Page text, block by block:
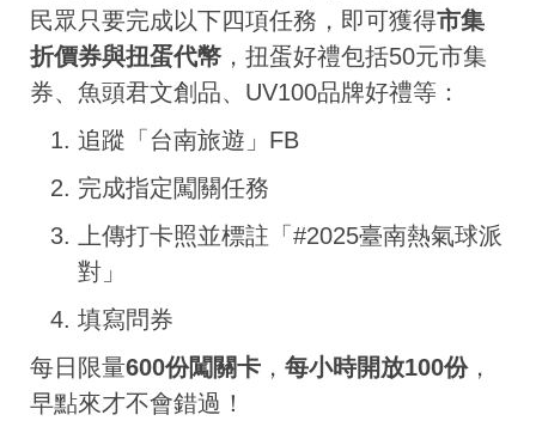
民眾只要完成以下四項任務，即可獲得市集
折價券與扭蛋代幣 ，扭蛋好禮包括50元市集
券、魚頭君文創品、UV100品牌好禮等：
追蹤「台南旅遊」FB
完成指定闖關任務
上傳打卡照並標註「#2025臺南熱氣球派
對」
填寫問券
每日限量600份闖關卡 ， 每小時開放100份，
早點來才不會錯過！